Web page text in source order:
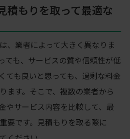
積もりを取って最適な
、業者によって大きく異なりま
ても、サービスの質や信頼性が低
ても良いと思っても、過剰な料金
ます。そこで、複数の業者から
やサービス内容を比較して、最
要です。見積もりを取る際に